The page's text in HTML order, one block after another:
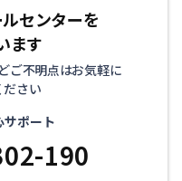
センターを
ます
ご不明点はお気軽に
ださい
ポート
190